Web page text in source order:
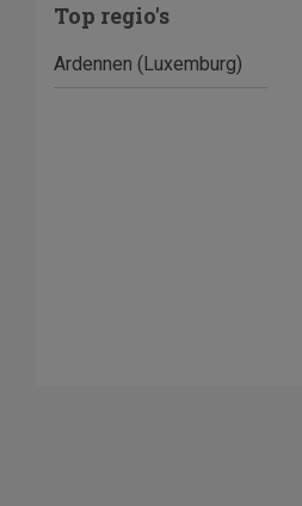
Top regio's
Ardennen (Luxemburg)